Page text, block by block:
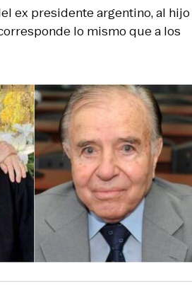
ex presidente argentino, al hijo
lo mismo que a los